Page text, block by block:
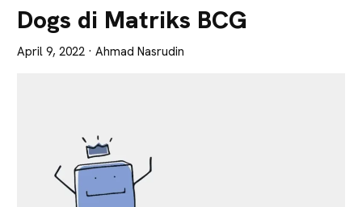
Tajam
Dogs di Matriks BCG
April 9, 2022 · Ahmad Nasrudin